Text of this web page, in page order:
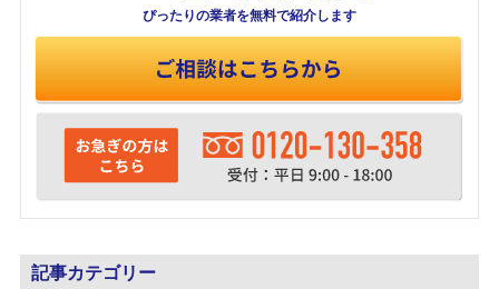
ぴったりの業者を無料で紹介します
記事カテゴリー